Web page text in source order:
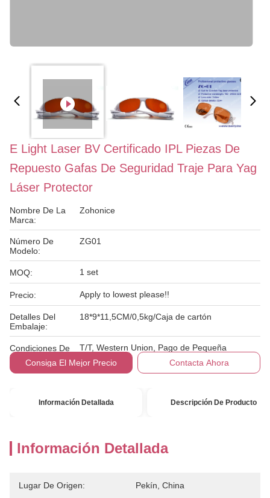
E Light Laser BV Certificado IPL Piezas De
Repuesto Gafas De Seguridad Traje Para Yag
Láser Protector
Nombre De La
Marca:
Zohonice
Número De
Modelo:
ZG01
MOQ: 1 set
Precio: Apply to lowest please!!
Detalles Del
Embalaje:
18*9*11,5CM/0,5kg/Caja de cartón
Condiciones De
Pago:
T/T, Western Union, Pago de Pequeña
Consiga El Mejor Precio Contacta Ahora
Información Detallada Descripción De Producto
Información Detallada
Lugar De Origen: Pekín, China